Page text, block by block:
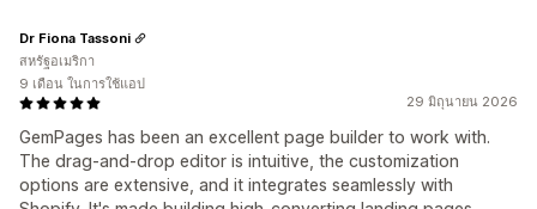
29 มิถุนายน 2026
GemPages has been an excellent page builder to work with.
The drag-and-drop editor is intuitive, the customization
options are extensive, and it integrates seamlessly with
Dr Fiona Tassoni
สหรัฐอเมริกา
9 เดือน ในการใช้แอป